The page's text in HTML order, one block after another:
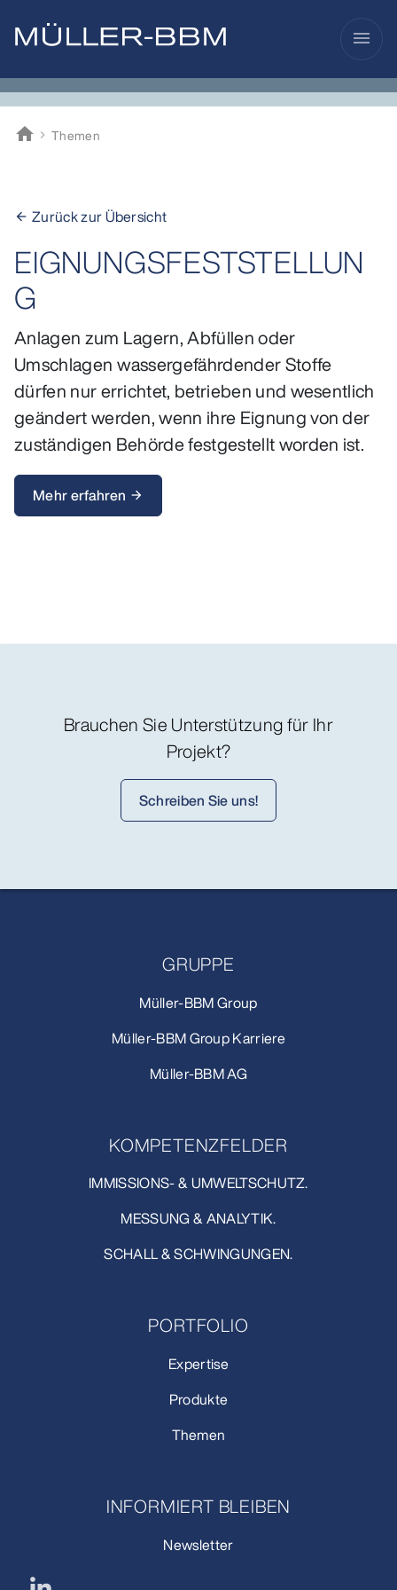
menu
home
Müller-BBM
Themen
arrow_back Zurück zur Übersicht
EIGNUNGSFESTSTELLUN
G
Anlagen zum Lagern, Abfüllen oder
Umschlagen wassergefährdender Stoffe
dürfen nur errichtet, betrieben und wesentlich
geändert werden, wenn ihre Eignung von der
zuständigen Behörde festgestellt worden ist.
Mehr erfahren arrow_forward
Brauchen Sie Unterstützung für Ihr
Projekt?
Schreiben Sie uns!
GRUPPE
Müller-BBM Group
Müller-BBM Group Karriere
Müller-BBM AG
KOMPETENZFELDER
IMMISSIONS- & UMWELTSCHUTZ.
MESSUNG & ANALYTIK.
SCHALL & SCHWINGUNGEN.
PORTFOLIO
Expertise
Produkte
Themen
INFORMIERT BLEIBEN
Newsletter